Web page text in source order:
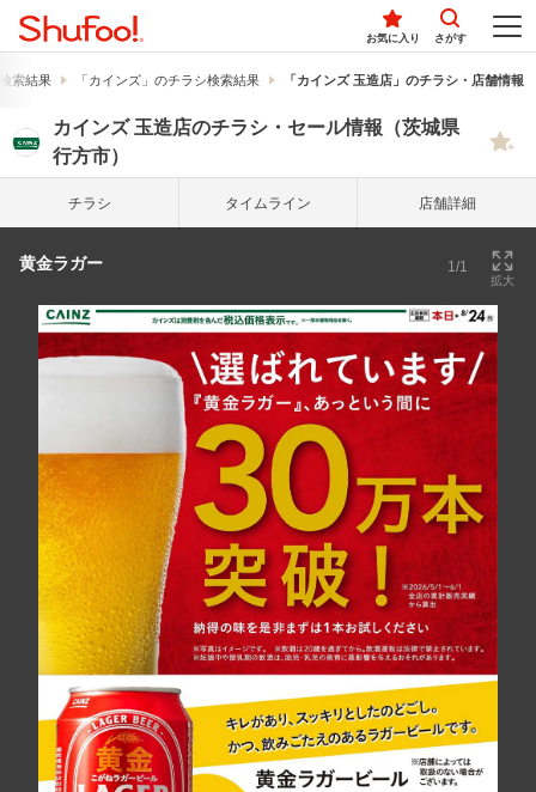
お気に入り さがす
索結果 「カインズ」のチラシ検索結果 「カインズ 玉造店」のチラシ・店舗情報
カインズ 玉造店のチラシ・セール情報（茨城県
行方市）
チラシ タイム ライン 店舗詳細
黄金ラガー 1/1
拡大